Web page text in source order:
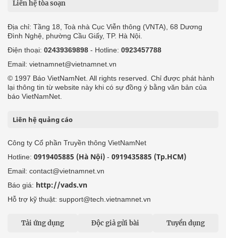
Liên hệ tòa soạn
Địa chỉ: Tầng 18, Toà nhà Cục Viễn thông (VNTA), 68 Dương
Đình Nghệ, phường Cầu Giấy, TP. Hà Nội.
Điện thoại: 02439369898 - Hotline: 0923457788
Email: vietnamnet@vietnamnet.vn
© 1997 Báo VietNamNet. All rights reserved. Chỉ được phát hành
lại thông tin từ website này khi có sự đồng ý bằng văn bản của
báo VietNamNet.
Liên hệ quảng cáo
Công ty Cổ phần Truyền thông VietNamNet
Hotline: 0919405885 (Hà Nội) - 0919435885 (Tp.HCM)
Email: contact@vietnamnet.vn
Báo giá: http://vads.vn
Hỗ trợ kỹ thuật: support@tech.vietnamnet.vn
Tải ứng dụng Độc giả gửi bài Tuyển dụng